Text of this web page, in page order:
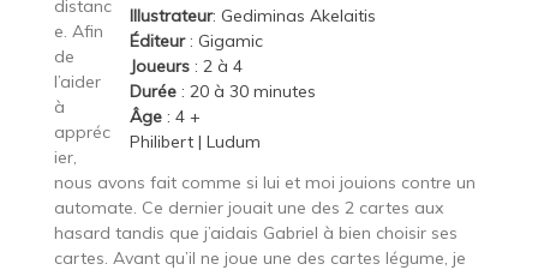
Illustrateur: Gediminas Akelaitis
Éditeur: Gigamic
Joueurs: 2 à 4
Durée: 20 à 30 minutes
Âge: 4 +
Philibert |Ludum
distanc
e. Afin
de
l’aider
à
appréc
ier,
nous avons fait comme si lui et moi jouions contre un
automate. Ce dernier jouait une des 2 cartes aux
hasard tandis que j’aidais Gabriel à bien choisir ses
cartes. Avant qu’il ne joue une des cartes légume, je